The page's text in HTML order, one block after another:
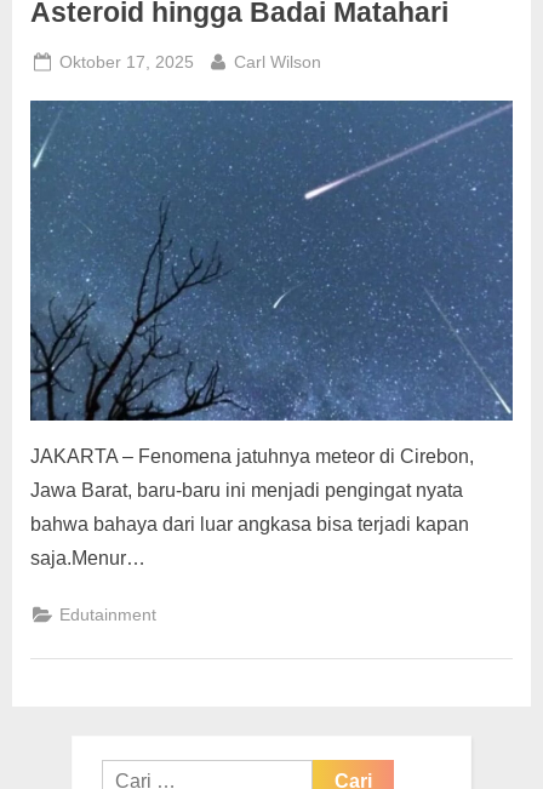
A
g
u
n
Asteroid hingga Badai Matahari
Posted
Oktober 17, 2025 By
Carl Wilson
JAKARTA – Fenomena jatuhnya meteor di Cirebon,
Jawa Barat, baru-baru ini menjadi pengingat nyata
bahwa bahaya dari luar angkasa bisa terjadi kapan
saja.Menur…
Edutainment
Cari